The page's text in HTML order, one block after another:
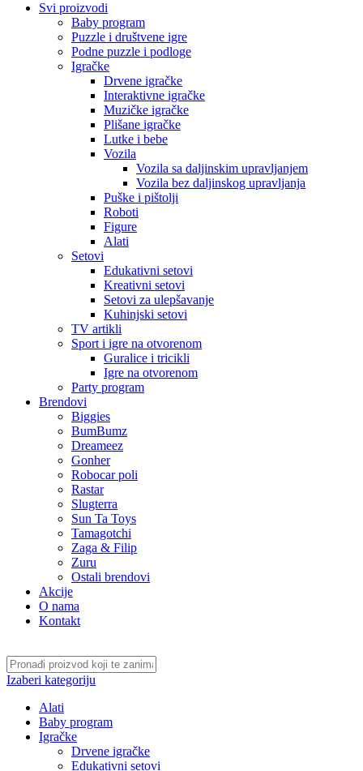
Svi proizvodi
Baby program
Puzzle i društvene igre
Podne puzzle i podloge
Igračke
Drvene igračke
Interaktivne igračke
Muzičke igračke
Plišane igračke
Lutke i bebe
Vozila
Vozila sa daljinskim upravljanjem
Vozila bez daljinskog upravljanja
Puške i pištolji
Roboti
Figure
Alati
Setovi
Edukativni setovi
Kreativni setovi
Setovi za ulepšavanje
Kuhinjski setovi
TV artikli
Sport i igre na otvorenom
Guralice i tricikli
Igre na otvorenom
Party program
Brendovi
Biggies
BumBumz
Dreameez
Gonher
Robocar poli
Rastar
Slugterra
Sun Ta Toys
Tamagotchi
Zaga & Filip
Zuru
Ostali brendovi
Akcije
O nama
Kontakt
Izaberi kategoriju
Alati
Baby program
Igračke
Drvene igračke
Edukativni setovi